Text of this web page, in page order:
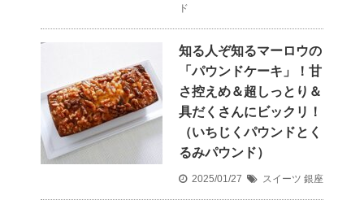
ド
知る人ぞ知るマーロウの
「パウンドケーキ」！甘
さ控えめ＆超しっとり＆
具だくさんにビックリ！
（いちじくパウンドとく
るみパウンド）
2025/01/27 スイーツ 銀座